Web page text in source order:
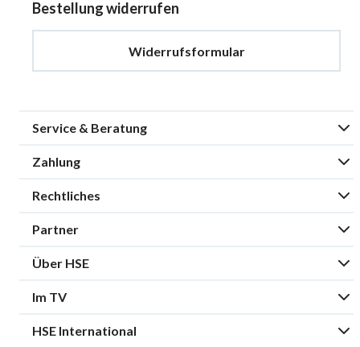
Bestellung widerrufen
Widerrufsformular
Service & Beratung
Zahlung
Rechtliches
Partner
Über HSE
Im TV
HSE International